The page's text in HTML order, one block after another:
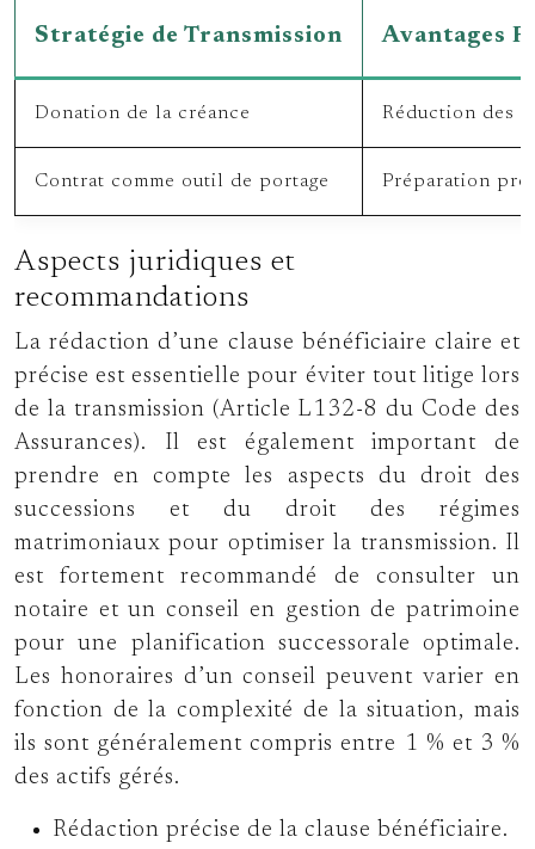
Stratégie de Transmission Avantages
Donation de la créance Réduction des
Contrat comme outil de portage Préparation
Aspects juridiques et
recommandations
La rédaction d’une clause bénéficiaire claire et
précise est essentielle pour éviter tout litige lors
de la transmission (Article L132-8 du Code des
Assurances). Il est également important de
prendre en compte les aspects du droit des
successions et du droit des régimes
matrimoniaux pour optimiser la transmission. Il
est fortement recommandé de consulter un
notaire et un conseil en gestion de patrimoine
pour une planification successorale optimale.
Les honoraires d’un conseil peuvent varier en
fonction de la complexité de la situation, mais
ils sont généralement compris entre 1 % et 3 %
des actifs gérés.
Rédaction précise de la clause bénéficiaire.